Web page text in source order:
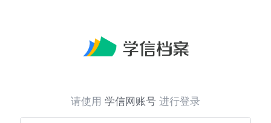
请使用 学信网账号 进行登录